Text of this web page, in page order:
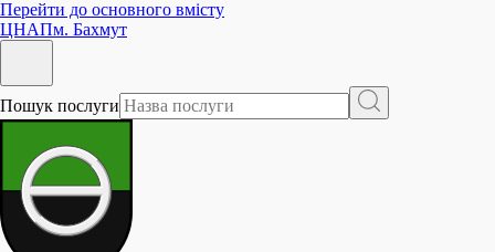
Перейти до основного вмісту
ЦНАПм. Бахмут
Пошук послуги